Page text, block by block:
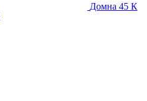
Домна 45 К